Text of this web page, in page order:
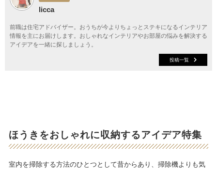
licca
前職は住宅アドバイザー。おうちが今よりちょっとステキになるインテリア
情報を主にお届けします。おしゃれなインテリアやお部屋の悩みを解決する
アイデアを一緒に探しましょう。
投稿一覧
ほうきをおしゃれに収納するアイデア特集
室内を掃除する方法のひとつとして昔からあり、掃除機よりも気